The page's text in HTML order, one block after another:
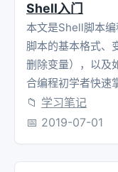
Shell入门
本文是Shell脚本
脚本的基本格式、
删除变量），以及
合编程初学者快速
📁 学习笔记
📅 2019-07-01